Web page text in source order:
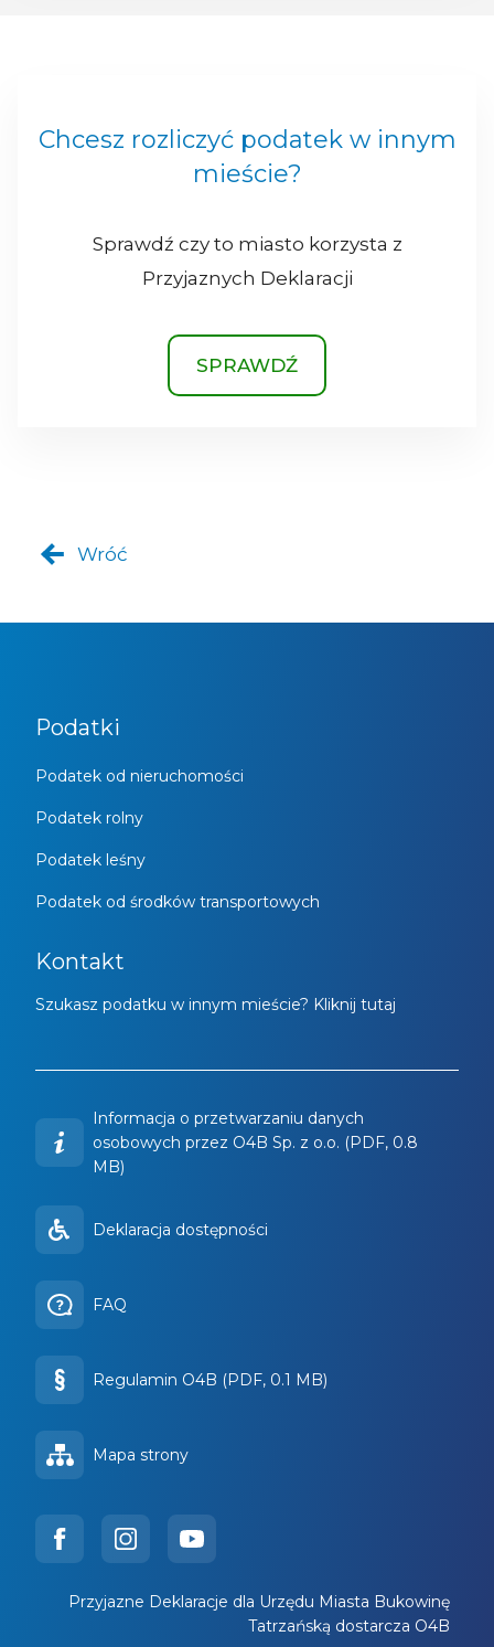
Chcesz rozliczyć podatek w innym
mieście?
Sprawdź czy to miasto korzysta z
Przyjaznych Deklaracji
SPRAWDŹ
Wróć
Podatki
Podatek od nieruchomości
Podatek rolny
Podatek leśny
Podatek od środków transportowych
Kontakt
Szukasz podatku w innym mieście? Kliknij tutaj
Informacja o przetwarzaniu danych
osobowych przez O4B Sp. z o.o. (PDF, 0.8
MB)
Deklaracja dostępności
FAQ
Regulamin O4B (PDF, 0.1 MB)
Mapa strony
Przyjazne Deklaracje dla Urzędu Miasta Bukowinę
Tatrzańską dostarcza O4B